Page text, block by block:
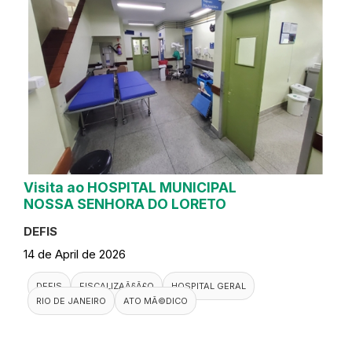
Visita ao HOSPITAL MUNICIPAL
NOSSA SENHORA DO LORETO
DEFIS
14 de April de 2026
DEFIS FISCALIZAÃ§Ã£O
HOSPITAL GERAL
RIO DE JANEIRO
ATO MÃ©DICO